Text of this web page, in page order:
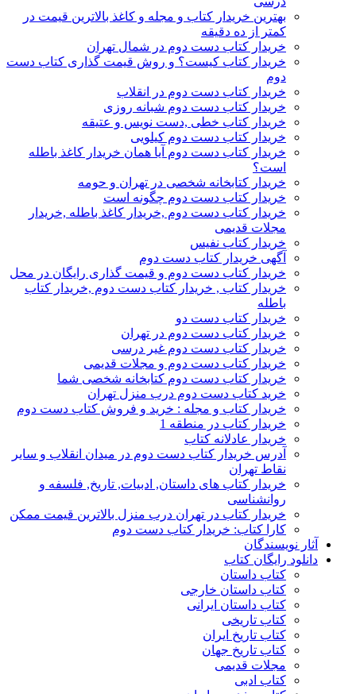
بهترین خریدار کتاب و مجله و کاغذ بالاترین قیمت در
کمتر از ده دقیقه
خریدار کتاب دست دوم در شمال تهران
خریدار کتاب کیست؟ و روش قیمت گذاری کتاب دست
دوم
خریدار کتاب دست دوم در انقلاب
خریدار کتاب دست دوم شبانه روزی
خریدار کتاب خطی ,دست نویس و عتیقه
خریدار کتاب دست دوم کیلویی
خریدار کتاب دست دوم آیا همان خریدار کاغذ باطله
است؟
خریدار کتابخانه شخصی در تهران و حومه
خریدار کتاب دست دوم چگونه است
خریدار کتاب دست دوم ,خریدار کاغذ باطله ,خریدار
مجلات قدیمی
خریدار کتاب نفیس
آگهی خریدار کتاب دست دوم
خریدار کتاب دست دوم و قیمت گذاری رایگان در محل
خریدار کتاب , خریدار کتاب دست دوم ,خریدار کتاب
باطله
خریدار کتاب دست دو
خریدار کتاب دست دوم در تهران
خریدار کتاب دست دوم غیر درسی
خریدار کتاب دست دوم و مجلات قدیمی
خریدار کتاب دست دوم کتابخانه شخصی شما
خرید کتاب دست دوم درب منزل تهران
خریدار کتاب و مجله : خرید و فروش کتاب دست دوم
خریدار کتاب در منطقه 1
خریدار عادلانه کتاب
آدرس خریدار کتاب دست دوم در میدان انقلاب و سایر
نقاط تهران
خریدار کتاب های داستان, ادبیات, تاریخ, فلسفه و
روانشناسی
خریدار کتاب در تهران درب منزل بالاترین قیمت ممکن
کارا کتاب: خریدار کتاب دست دوم
آثار نویسندگان
دانلود رایگان کتاب
کتاب داستان
کتاب داستان خارجی
کتاب داستان ایرانی
کتاب تاریخی
کتاب تاریخ ایران
کتاب تاریخ جهان
مجلات قدیمی
کتاب ادبی